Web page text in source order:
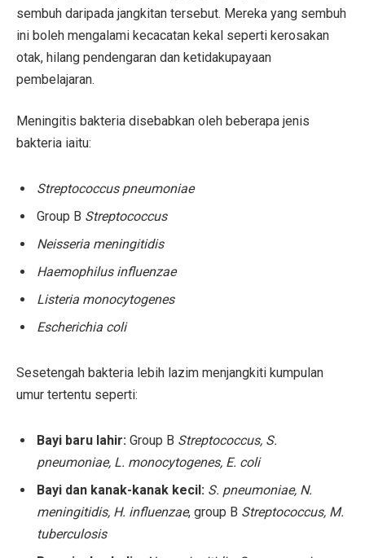
sembuh daripada jangkitan tersebut. Mereka yang sembuh
ini boleh mengalami kecacatan kekal seperti kerosakan
otak, hilang pendengaran dan ketidakupayaan
pembelajaran.
Meningitis bakteria disebabkan oleh beberapa jenis
bakteria iaitu:
Streptococcus pneumoniae
Group B Streptococcus
Neisseria meningitidis
Haemophilus influenzae
Listeria monocytogenes
Escherichia coli
Sesetengah bakteria lebih lazim menjangkiti kumpulan
umur tertentu seperti:
Bayi baru lahir: Group B Streptococcus, S.
pneumoniae, L. monocytogenes, E. coli
Bayi dan kanak-kanak kecil: S. pneumoniae, N.
meningitidis, H. influenzae, group B Streptococcus, M.
tuberculosis